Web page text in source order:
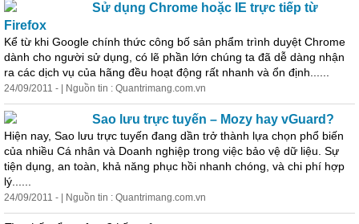
Sử dụng Chrome hoặc IE trực tiếp từ
Firefox
Kể từ khi Google chính thức công bố sản phẩm trình duyệt Chrome
dành cho người sử dụng, có lẽ phần lớn chúng ta đã dễ dàng nhận
ra các dịch vụ của hãng đều hoạt động rất nhanh và ổn định......
24/09/2011 - | Nguồn tin : Quantrimang.com.vn
Sao lưu trực tuyến – Mozy hay vGuard?
Hiện nay, Sao lưu trực tuyến đang dần trở thành lựa chọn phổ biến
của nhiều Cá nhân và Doanh nghiệp trong việc bảo vệ dữ liệu. Sự
tiện dụng, an toàn, khả năng phục hồi nhanh chóng, và chi phí hợp
lý......
24/09/2011 - | Nguồn tin : Quantrimang.com.vn